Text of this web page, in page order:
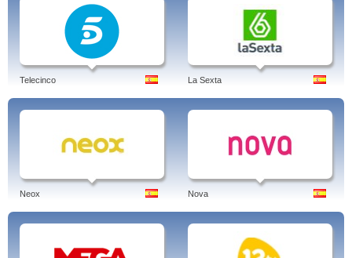
Telecinco La Sexta
Neox Nova